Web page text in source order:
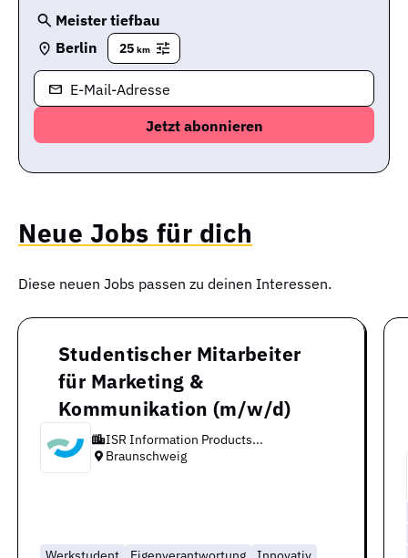
Meister tiefbau
Berlin
25 km
E-Mail-Adresse
Neue Jobs für dich
Diese neuen Jobs passen zu deinen Interessen.
Studentischer Mitarbeiter
für Marketing &
Kommunikation (m/w/d)
ISR Information Products...
Braunschweig